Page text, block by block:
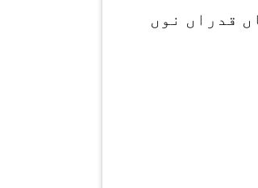
قدراں نوں